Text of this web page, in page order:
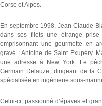
Corse et Alpes.
En septembre 1998, Jean-Claude
dans ses filets une étrange
emprisonnant une gourmette en
gravé : Antoine de Saint Exupéry.
une adresse à New York. Le
Germain Delauze, dirigeant de la
spécialisée en ingénierie sous-
Celui-ci, passionné d’épaves et